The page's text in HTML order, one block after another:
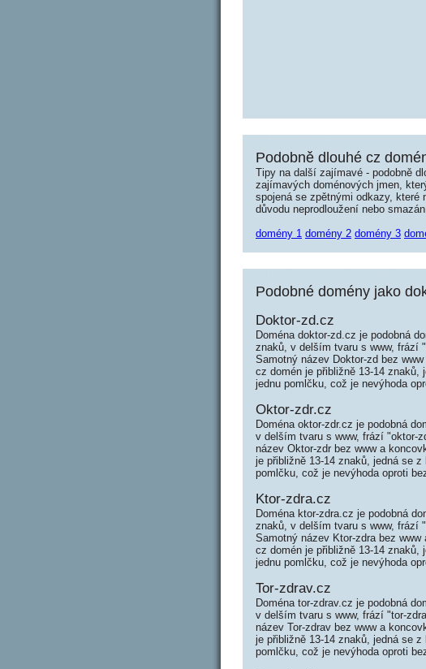
Podobně dlouhé cz
Tipy na další zajímavé - podobně
zajímavých doménových jmen,
spojená se zpětnými odkazy,
důvodu neprodloužení nebo
domény 1 domény 2 domény 3
Podobné domény jako
Doktor-zd.cz
Doména doktor-zd.cz je podobná
znaků, v delším tvaru s www, frází
Samotný název Doktor-zd bez
cz domén je přibližně 13-14 znaků,
jednu pomlčku, což je nevýhoda
Oktor-zdr.cz
Doména oktor-zdr.cz je podobná
v delším tvaru s www, frází "oktor-
název Oktor-zdr bez www a
je přibližně 13-14 znaků, jedná se
pomlčku, což je nevýhoda oproti
Ktor-zdra.cz
Doména ktor-zdra.cz je podobná
znaků, v delším tvaru s www, frází
Samotný název Ktor-zdra bez
cz domén je přibližně 13-14 znaků,
jednu pomlčku, což je nevýhoda
Tor-zdrav.cz
Doména tor-zdrav.cz je podobná
v delším tvaru s www, frází "tor-
název Tor-zdrav bez www a
je přibližně 13-14 znaků, jedná se
pomlčku, což je nevýhoda oproti